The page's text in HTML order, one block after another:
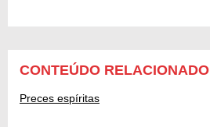
CONTEÚDO RELACIONADO
Preces espíritas